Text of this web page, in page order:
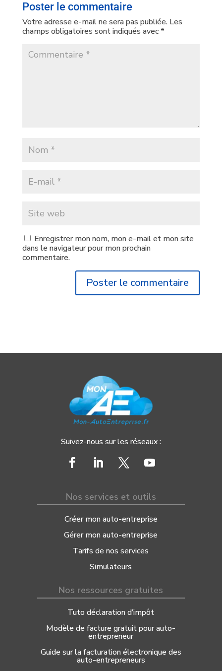
Poster le commentaire
Votre adresse e-mail ne sera pas publiée. Les
champs obligatoires sont indiqués avec *
Enregistrer mon nom, mon e-mail et mon site
dans le navigateur pour mon prochain
commentaire.
Suivez-nous sur les réseaux :
Nos services et outils
Créer mon auto-entreprise
Gérer mon auto-entreprise
Tarifs de nos services
Simulateurs
Nos ressources gratuites
Tuto déclaration d’impôt
Modèle de facture gratuit pour auto-
entrepreneur
Guide sur la facturation électronique des
auto-entrepreneurs